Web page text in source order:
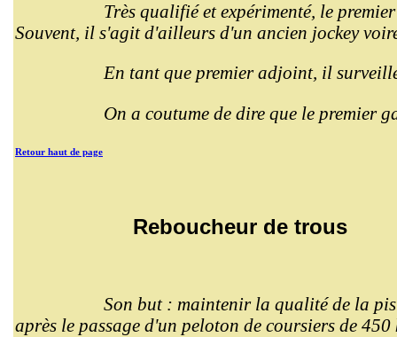
Très qualifié et expérimenté, le
Souvent, il s'agit d'ailleurs d'un ancien jockey
En tant que premier adjoint, il
On a coutume de dire que le premier
Retour haut de page
Reboucheur de trous
Son but : maintenir la qualité de la
après le passage d'un peloton de coursiers de